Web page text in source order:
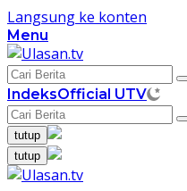
Langsung ke konten
Menu
IndeksOfficial UTV
tutup
tutup